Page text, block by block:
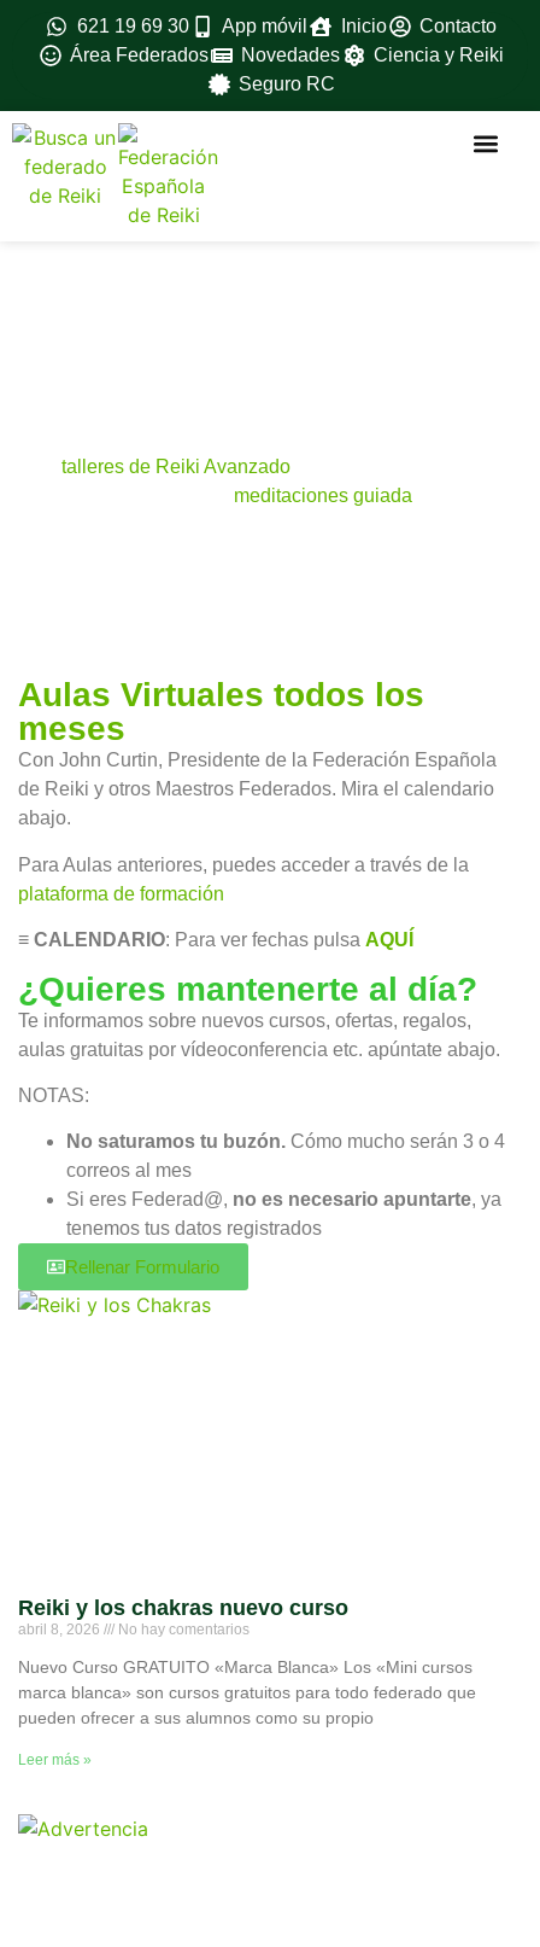
621 19 69 30 App móvil Inicio
Contacto
Área Federados
Novedades
Ciencia y Reiki
Seguro RC
talleres de Reiki Avanzado
meditaciones guiada
Aulas Virtuales todos los
meses
Con John Curtin, Presidente de la Federación Española
de Reiki y otros Maestros Federados. Mira el calendario
abajo.
Para Aulas anteriores, puedes acceder a través de la
plataforma de formación
≡ CALENDARIO: Para ver fechas pulsa AQUÍ
¿Quieres mantenerte al día?
Te informamos sobre nuevos cursos, ofertas, regalos,
aulas gratuitas por vídeoconferencia etc. apúntate abajo.
NOTAS:
No saturamos tu buzón. Cómo mucho serán 3 o 4
correos al mes
Si eres Federad@, no es necesario apuntarte, ya
tenemos tus datos registrados
Rellenar Formulario
Reiki y los chakras nuevo curso
abril 8, 2026 No hay comentarios
Nuevo Curso GRATUITO «Marca Blanca» Los «Mini cursos
marca blanca» son cursos gratuitos para todo federado que
pueden ofrecer a sus alumnos como su propio
Leer más »